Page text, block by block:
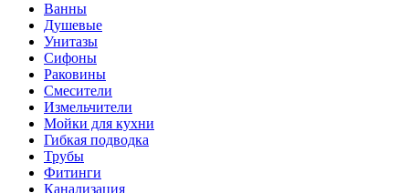
Ванны
Душевые
Унитазы
Сифоны
Раковины
Смесители
Измельчители
Мойки для кухни
Гибкая подводка
Трубы
Фитинги
Канализация